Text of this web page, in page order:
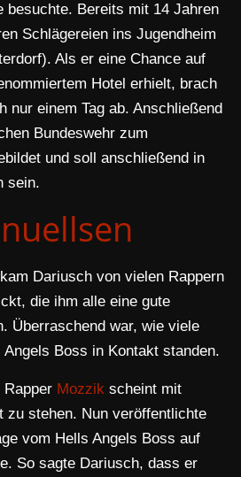
besuchte. Bereits mit 14 Jahren
Schlägereien ins Jugendheim
Als er eine Chance auf
Hotel erhielt, brach
nur einem Tag ab. Anschließend
Bundeswehr zum
und soll anschließend in
sein.
Dariusch von vielen Rappern
die ihm alle eine gute
Überraschend war, wie viele
Boss in Kontakt standen.
Rapper Mozzik scheint mit
zu stehen. Nun veröffentlichte
vom Hells Angels Boss auf
So sagte Dariusch, dass er